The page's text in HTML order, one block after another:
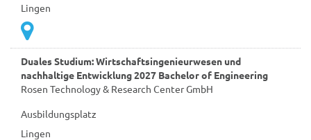
Lingen
Duales Studium: Wirtschaftsingenieurwesen und
nachhaltige Entwicklung 2027 Bachelor of Engineering
Rosen Technology & Research Center GmbH
Ausbildungsplatz
Lingen